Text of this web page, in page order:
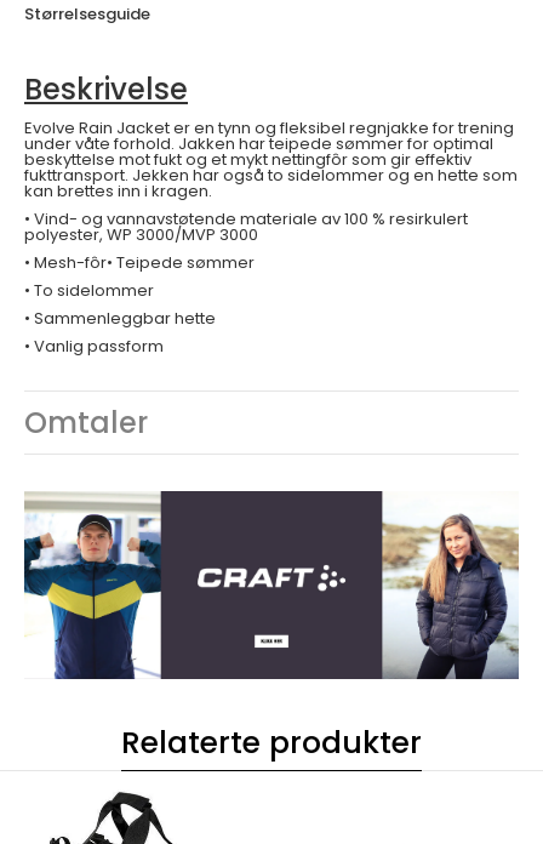
Størrelsesguide
Beskrivelse
Evolve Rain Jacket er en tynn og fleksibel regnjakke for trening
under våte forhold. Jakken har teipede sømmer for optimal
beskyttelse mot fukt og et mykt nettingfôr som gir effektiv
fukttransport. Jekken har også to sidelommer og en hette som
kan brettes inn i kragen.
• Vind- og vannavstøtende materiale av 100 % resirkulert
polyester, WP 3000/MVP 3000
• Mesh-fôr• Teipede sømmer
• To sidelommer
• Sammenleggbar hette
• Vanlig passform
Omtaler
Relaterte produkter